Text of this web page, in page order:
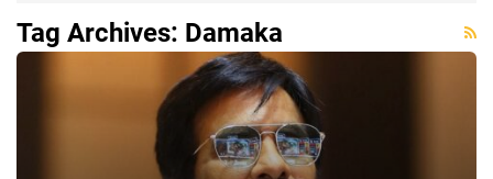
Tag Archives: Damaka